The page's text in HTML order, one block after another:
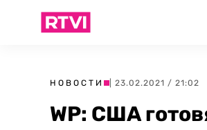
НОВОСТИ | 23.02.2021 / 21:02
WP: США